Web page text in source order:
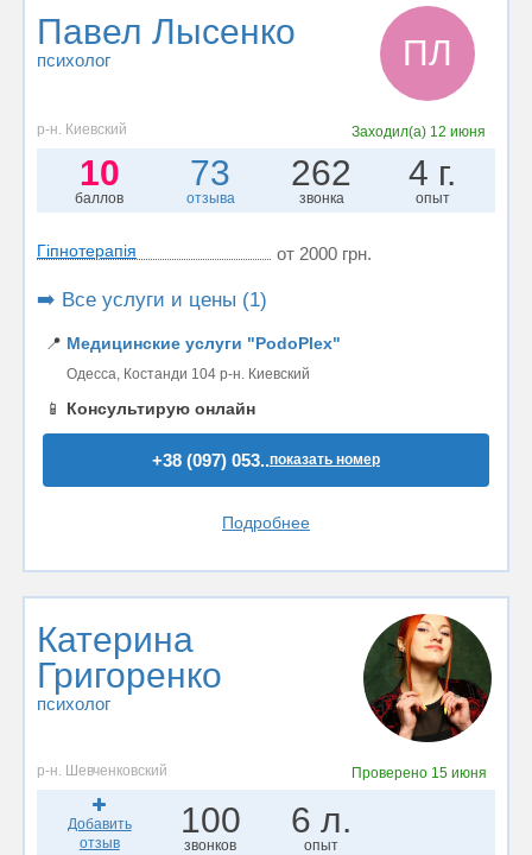
Павел Лысенко
психолог ПЛ
р-н. Киевский Заходил(а) 12 июня
10
баллов
73
отзыва
262
звонка
4 г.
опыт
Гіпнотерапія от 2000 грн.
➡️ Все услуги и цены (1)
📍 Медицинские услуги "PodoPlex"
Одесса, Костанди 104 р-н. Киевский
📱 Консультирую онлайн
+38 (097) 053..показать номер
Подробнее
Катерина
Григоренко
психолог
р-н. Шевченковский Проверено 15 июня
Добавить
отзыв
100
звонков
6 л.
опыт